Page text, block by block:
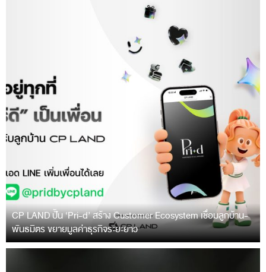
CP LAND ปั้น ‘Pri-d’ สร้าง Customer Ecosystem เชื่อมลูกบ้าน-
พันธมิตร ขยายมูลค่าธุรกิจระยะยาว